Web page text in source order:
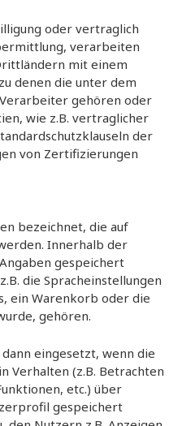
oder vertraglich
verarbeiten
mit einem
denen die unter dem
gehören oder
wie z.B. vertraglicher
der
von Zertifizierungen
bezeichnet, die auf
Innerhalb der
gespeichert
die Spracheinstellungen
ein Warenkorb oder die
gehören.
eingesetzt, wenn die
Verhalten (z.B. Betrachten
etc.) über
gespeichert